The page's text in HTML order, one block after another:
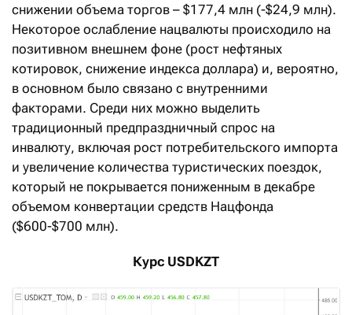
снижении объема торгов – $177,4 млн (-$24,9 млн).
Некоторое ослабление нацвалюты происходило на
позитивном внешнем фоне (рост нефтяных
котировок, снижение индекса доллара) и, вероятно,
в основном было связано с внутренними
факторами. Среди них можно выделить
традиционный предпраздничный спрос на
инвалюту, включая рост потребительского импорта
и увеличение количества туристических поездок,
который не покрывается пониженным в декабре
объемом конвертации средств Нацфонда
($600-$700 млн).
Курс USDKZT